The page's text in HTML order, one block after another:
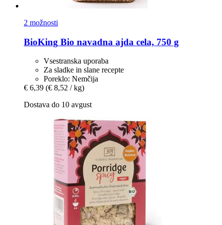
2 možnosti
BioKing Bio navadna ajda cela, 750 g
Vsestranska uporaba
Za sladke in slane recepte
Poreklo: Nemčija
€ 6,39 (€ 8,52 / kg)
Dostava do 10 avgust